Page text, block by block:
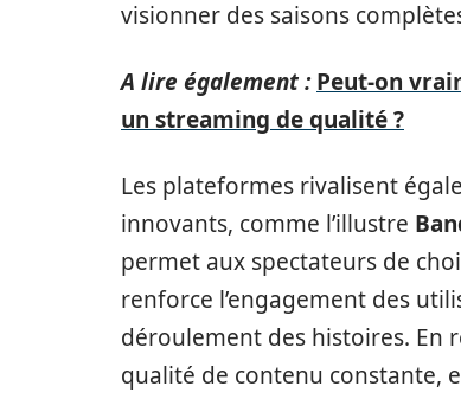
visionner des saisons
A lire également : Peut-on
un streaming de qualité ?
Les plateformes rivalisent
innovants, comme l’illustre
permet aux spectateurs de
renforce l’engagement des
déroulement des histoires. En
qualité de contenu constante,